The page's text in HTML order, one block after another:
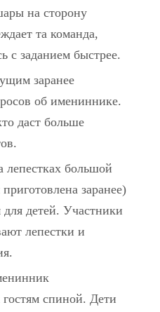
на сторону
та команда,
с заданием быстрее.
заранее
об имениннике.
даст больше
лепестках большой
заранее)
детей. Участники
лепестки и
гостям спиной. Дети